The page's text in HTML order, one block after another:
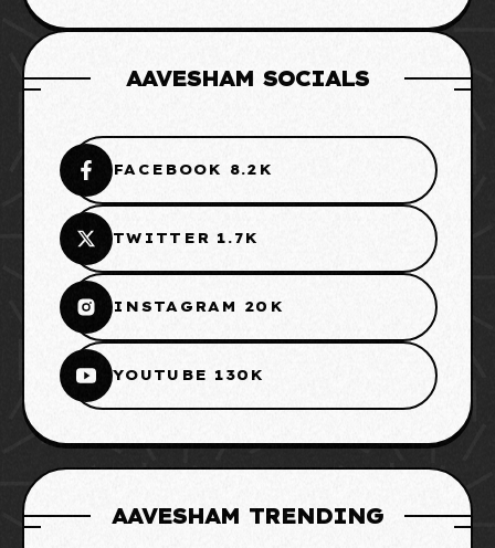
AAVESHAM SOCIALS
FACEBOOK 8.2K
TWITTER 1.7K
INSTAGRAM 20K
YOUTUBE 130K
AAVESHAM TRENDING